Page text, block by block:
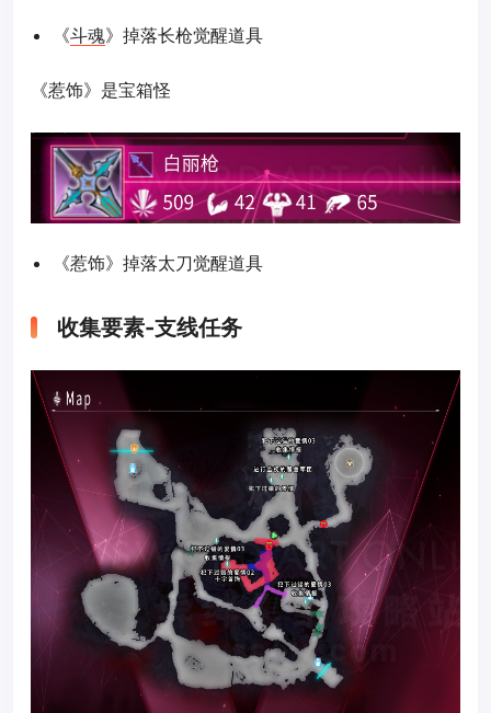
《斗魂》掉落长枪觉醒道具
《惹饰》是宝箱怪
《惹饰》掉落太刀觉醒道具
收集要素-支线任务